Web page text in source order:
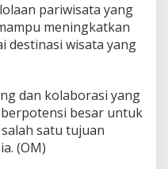
pariwisata yang
meningkatkan
destinasi wisata yang
dan kolaborasi yang
besar untuk
satu tujuan
(OM)